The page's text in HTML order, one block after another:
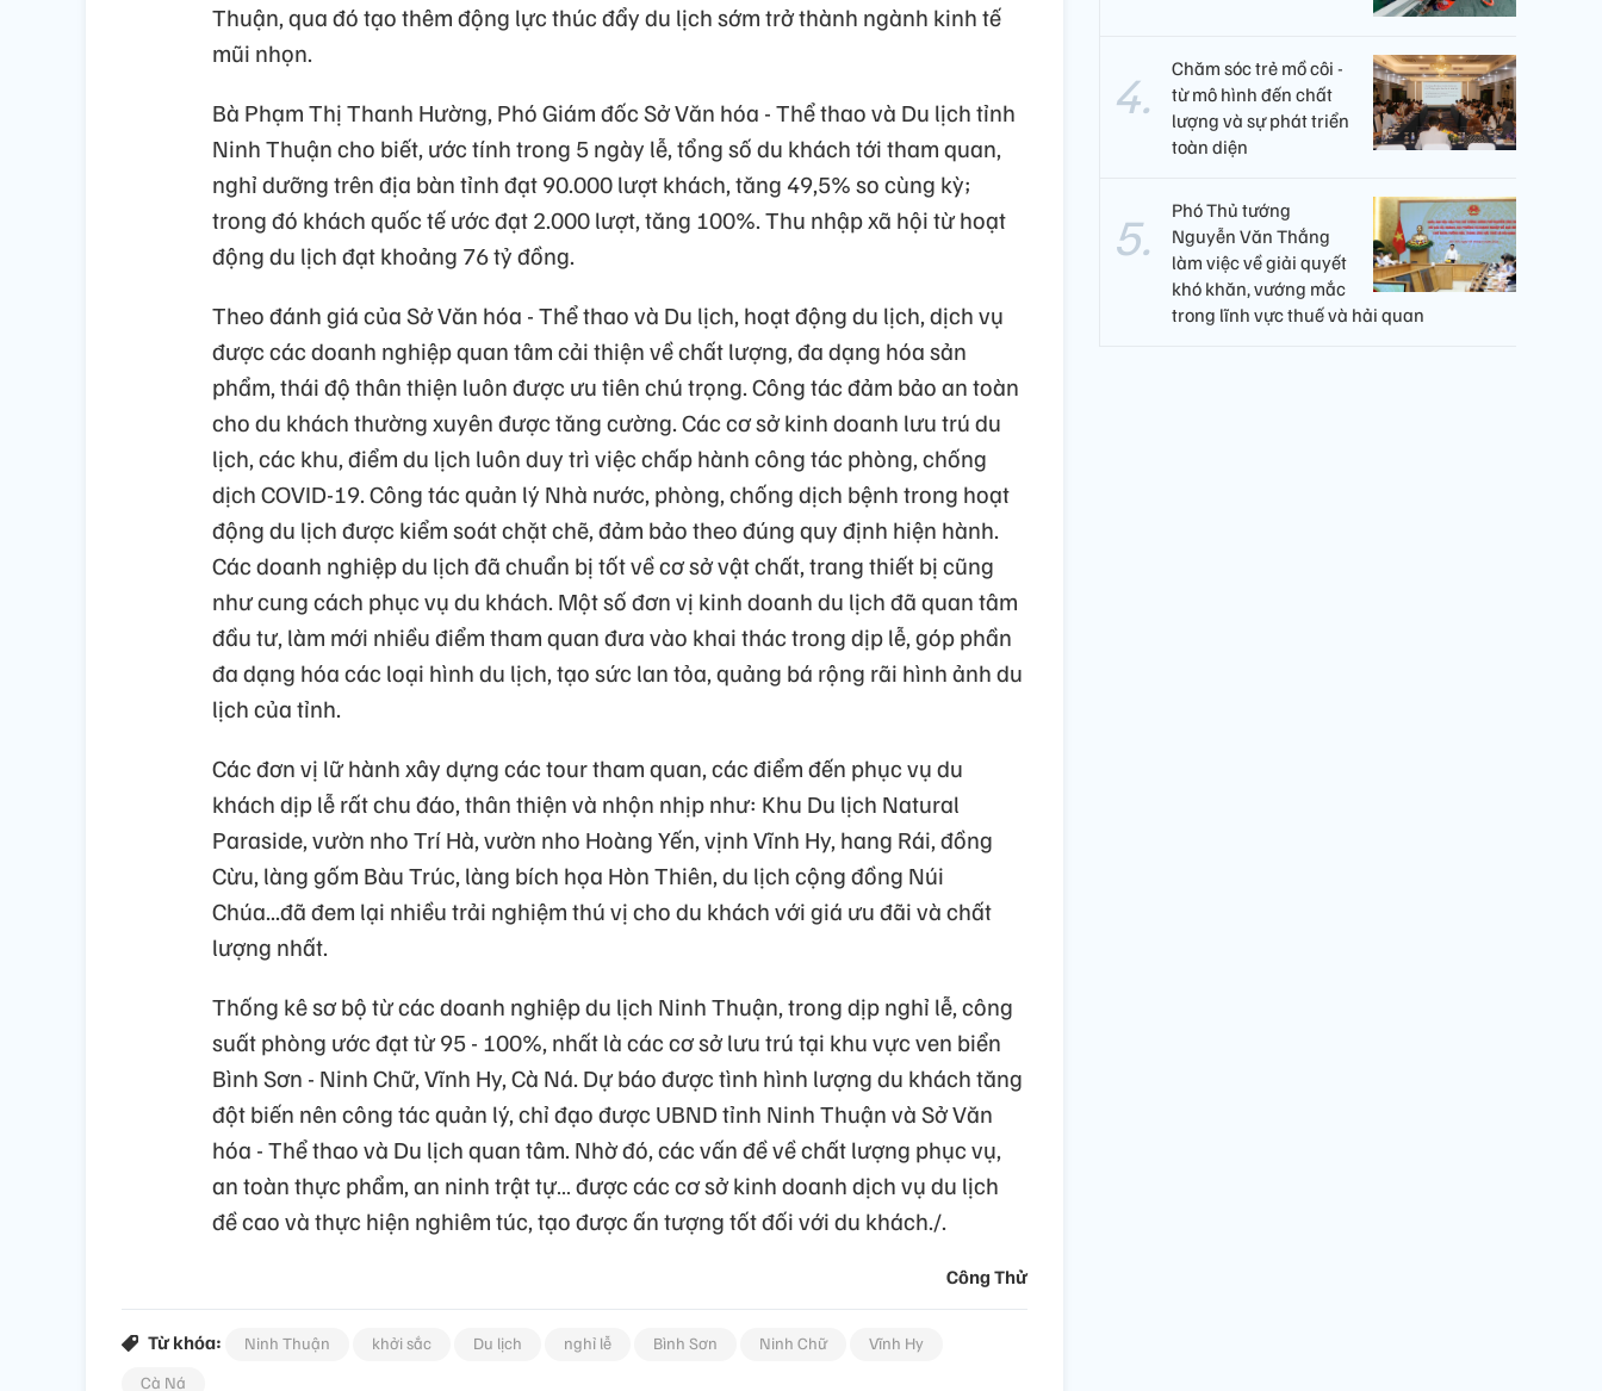
Thuận, qua đó tạo thêm động lực thúc đẩy du lịch sớm trở thành ngành kinh tế
mũi nhọn.
Bà Phạm Thị Thanh Hường, Phó Giám đốc Sở Văn hóa - Thể thao và Du lịch tỉnh
Ninh Thuận cho biết, ước tính trong 5 ngày lễ, tổng số du khách tới tham quan,
nghỉ dưỡng trên địa bàn tỉnh đạt 90.000 lượt khách, tăng 49,5% so cùng kỳ;
trong đó khách quốc tế ước đạt 2.000 lượt, tăng 100%. Thu nhập xã hội từ hoạt
động du lịch đạt khoảng 76 tỷ đồng.
Theo đánh giá của Sở Văn hóa - Thể thao và Du lịch, hoạt động du lịch, dịch vụ
được các doanh nghiệp quan tâm cải thiện về chất lượng, đa dạng hóa sản
phẩm, thái độ thân thiện luôn được ưu tiên chú trọng. Công tác đảm bảo an toàn
cho du khách thường xuyên được tăng cường. Các cơ sở kinh doanh lưu trú du
lịch, các khu, điểm du lịch luôn duy trì việc chấp hành công tác phòng, chống
dịch COVID-19. Công tác quản lý Nhà nước, phòng, chống dịch bệnh trong hoạt
động du lịch được kiểm soát chặt chẽ, đảm bảo theo đúng quy định hiện hành.
Các doanh nghiệp du lịch đã chuẩn bị tốt về cơ sở vật chất, trang thiết bị cũng
như cung cách phục vụ du khách. Một số đơn vị kinh doanh du lịch đã quan tâm
đầu tư, làm mới nhiều điểm tham quan đưa vào khai thác trong dịp lễ, góp phần
đa dạng hóa các loại hình du lịch, tạo sức lan tỏa, quảng bá rộng rãi hình ảnh du
lịch của tỉnh.
Các đơn vị lữ hành xây dựng các tour tham quan, các điểm đến phục vụ du
khách dịp lễ rất chu đáo, thân thiện và nhộn nhịp như: Khu Du lịch Natural
Paraside, vườn nho Trí Hà, vườn nho Hoàng Yến, vịnh Vĩnh Hy, hang Rái, đồng
Cừu, làng gốm Bàu Trúc, làng bích họa Hòn Thiên, du lịch cộng đồng Núi
Chúa...đã đem lại nhiều trải nghiệm thú vị cho du khách với giá ưu đãi và chất
lượng nhất.
Thống kê sơ bộ từ các doanh nghiệp du lịch Ninh Thuận, trong dịp nghỉ lễ, công
suất phòng ước đạt từ 95 - 100%, nhất là các cơ sở lưu trú tại khu vực ven biển
Bình Sơn - Ninh Chữ, Vĩnh Hy, Cà Ná. Dự báo được tình hình lượng du khách tăng
đột biến nên công tác quản lý, chỉ đạo được UBND tỉnh Ninh Thuận và Sở Văn
hóa - Thể thao và Du lịch quan tâm. Nhờ đó, các vấn đề về chất lượng phục vụ,
an toàn thực phẩm, an ninh trật tự… được các cơ sở kinh doanh dịch vụ du lịch
đề cao và thực hiện nghiêm túc, tạo được ấn tượng tốt đối với du khách./.
Công Thử
Từ khóa: Ninh Thuận khởi sắc Du lịch nghỉ lễ Bình Sơn Ninh Chữ
Vĩnh Hy
Cà Ná
Chăm sóc trẻ mồ côi -
từ mô hình đến chất
lượng và sự phát triển
toàn diện
Phó Thủ tướng
Nguyễn Văn Thắng
làm việc về giải quyết
khó khăn, vướng mắc
trong lĩnh vực thuế và hải quan